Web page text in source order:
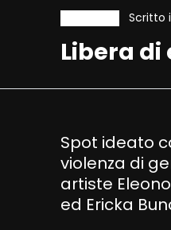
Scritto
Libera di
Spot ideato
violenza di
artiste
ed Ericka